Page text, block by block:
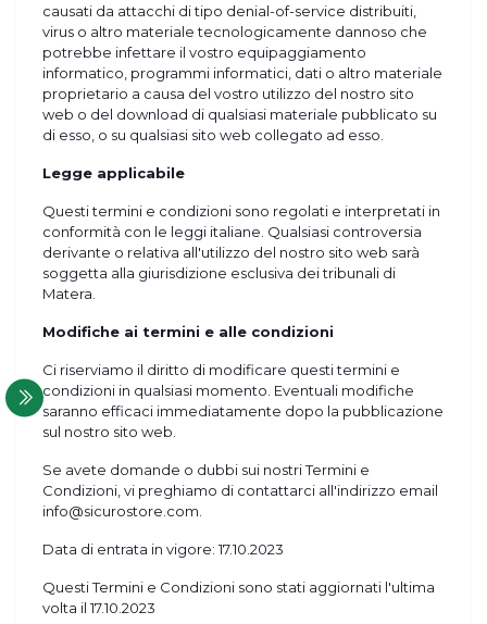
causati da attacchi di tipo denial-of-service distribuiti,
virus o altro materiale tecnologicamente dannoso che
potrebbe infettare il vostro equipaggiamento
informatico, programmi informatici, dati o altro materiale
proprietario a causa del vostro utilizzo del nostro sito
web o del download di qualsiasi materiale pubblicato su
di esso, o su qualsiasi sito web collegato ad esso.
Legge applicabile
Questi termini e condizioni sono regolati e interpretati in
conformità con le leggi italiane. Qualsiasi controversia
derivante o relativa all'utilizzo del nostro sito web sarà
soggetta alla giurisdizione esclusiva dei tribunali di
Matera.
Modifiche ai termini e alle condizioni
Ci riserviamo il diritto di modificare questi termini e
condizioni in qualsiasi momento. Eventuali modifiche
saranno efficaci immediatamente dopo la pubblicazione
sul nostro sito web.
Se avete domande o dubbi sui nostri Termini e
Condizioni, vi preghiamo di contattarci all'indirizzo email
info@sicurostore.com.
Data di entrata in vigore: 17.10.2023
Questi Termini e Condizioni sono stati aggiornati l'ultima
volta il 17.10.2023